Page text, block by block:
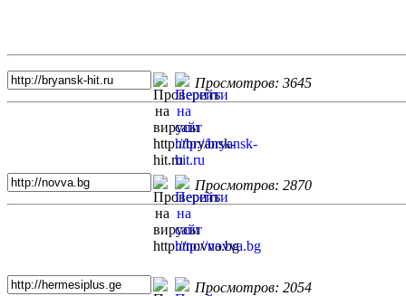
Просмотров: 3645
Просмотров: 2870
Просмотров: 2054